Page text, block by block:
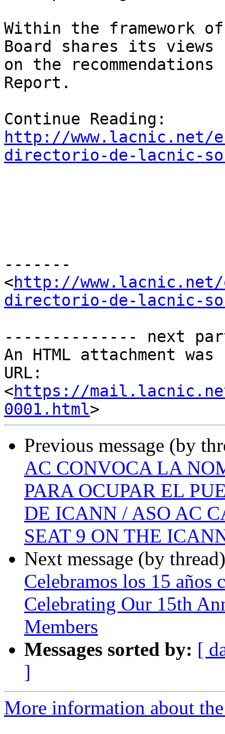
Within the framework
Board shares its views
on the
Report.
http://www.lacnic.net/
directorio-de-lacnic-
-------
<http://www.lacnic.net/
directorio-de-lacnic-
-------------- next
An HTML attachment
URL:
<https://mail.lacnic.net/
0001.html
Previous message (by
AC CONVOCA LA
PARA OCUPAR EL
DE ICANN / ASO AC
SEAT 9 ON THE
Next message (by
Celebramos los 15 años
Celebrating Our 15th
Members
Messages sorted by: [
]
More information about